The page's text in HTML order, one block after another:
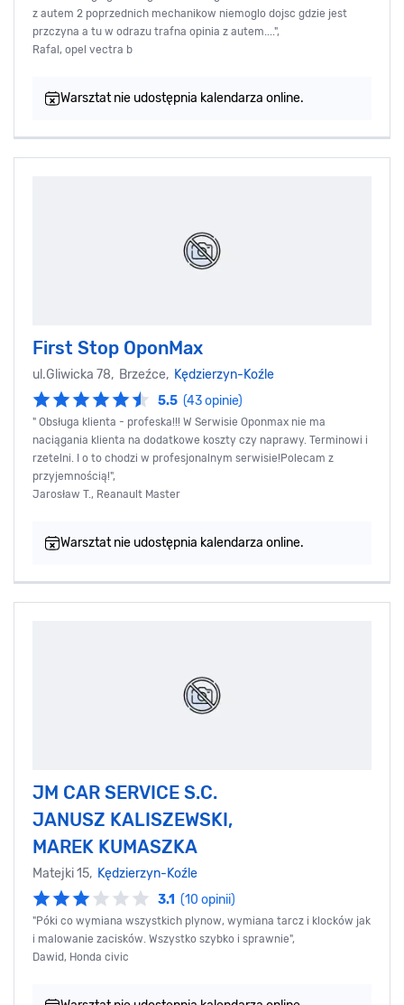
z autem 2 poprzednich mechanikow niemoglo dojsc gdzie jest
przczyna a tu w odrazu trafna opinia z autem....",
Rafal, opel vectra b
Warsztat nie udostępnia kalendarza online.
First Stop OponMax
ul.Gliwicka 78, Brzeźce, Kędzierzyn-Koźle
5.5 (43 opinie)
" Obsługa klienta - profeska!!! W Serwisie Oponmax nie ma
naciągania klienta na dodatkowe koszty czy naprawy. Terminowi i
rzetelni. I o to chodzi w profesjonalnym serwisie!Polecam z
przyjemnością!",
Jarosław T., Reanault Master
Warsztat nie udostępnia kalendarza online.
JM CAR SERVICE S.C.
JANUSZ KALISZEWSKI,
MAREK KUMASZKA
Matejki 15, Kędzierzyn-Koźle
3.1 (10 opinii)
"Póki co wymiana wszystkich plynow, wymiana tarcz i klocków jak
i malowanie zacisków. Wszystko szybko i sprawnie",
Dawid, Honda civic